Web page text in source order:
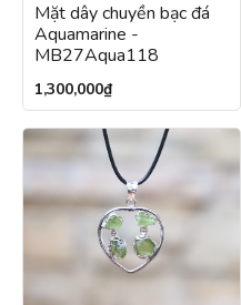
Mặt dây chuyền bạc đá
Aquamarine -
MB27Aqua118
1,300,000₫